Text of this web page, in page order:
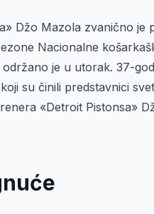
Džo Mazola zvanično je
Nacionalne
je u utorak. 37-
su činili predstavnici
«Detroit Pistonsa»